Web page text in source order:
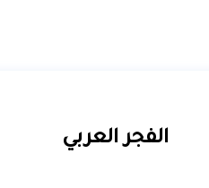
الفجر العربي